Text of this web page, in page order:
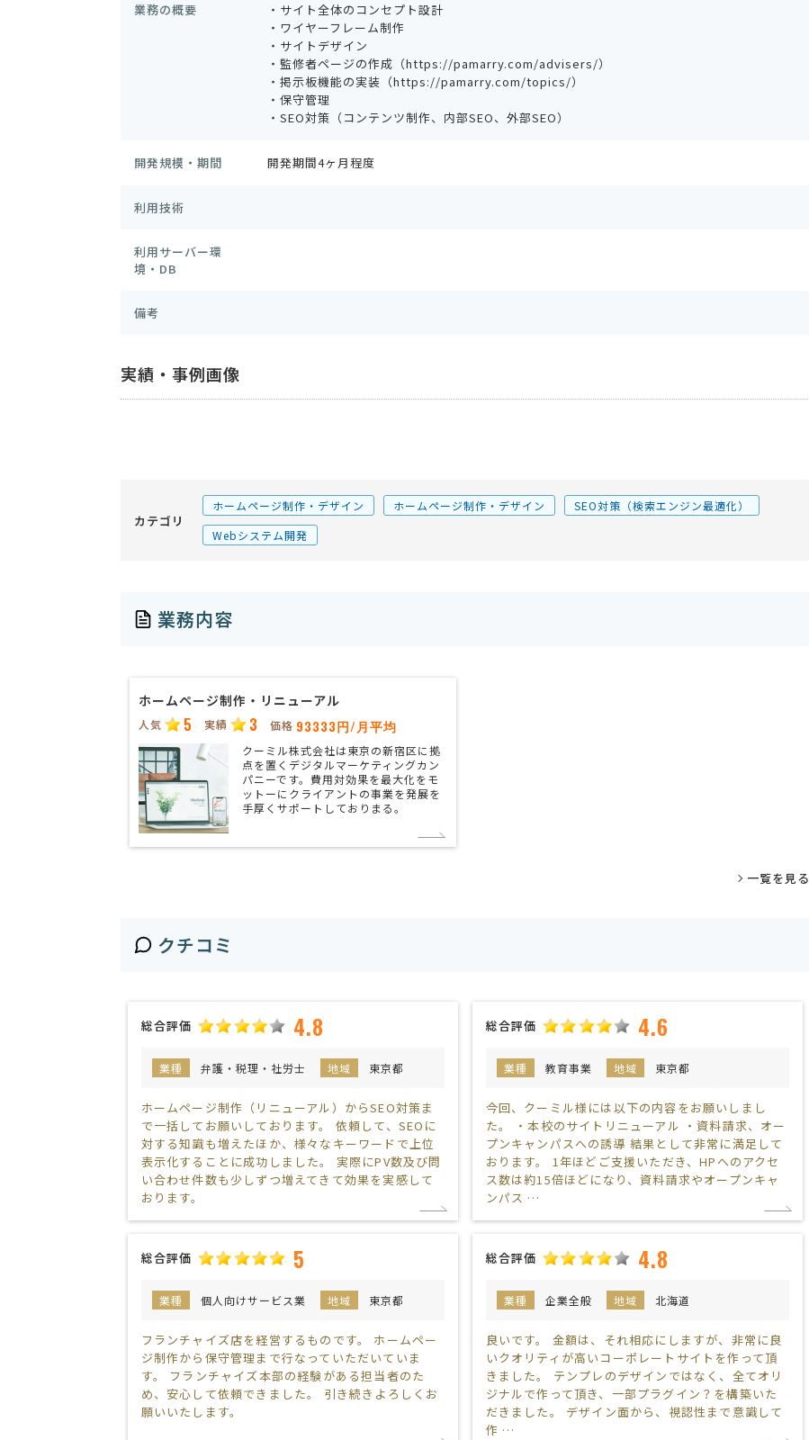
業務の概要
・サイト全体のコンセプト設計
・ワイヤーフレーム制作
・サイトデザイン
・監修者ページの作成（https://pamarry.com/advisers/）
・掲示板機能の実装（https://pamarry.com/topics/）
・保守管理
・SEO対策（コンテンツ制作、内部SEO、外部SEO）
開発規模・期間 開発期間4ヶ月程度
利用技術
利用サーバー環
境・DB
備考
実績・事例画像
カテゴリ
ホームページ制作・デザイン ホームページ制作・デザイン
SEO対策（検索エンジン最適化）
Webシステム開発
業務内容
ホームページ制作・リニューアル
人気 5 実績 3 価格 93333円/月平均
クーミル株式会社は東京の新宿区に拠
点を置くデジタルマーケティングカン
パニーです。費用対効果を最大化をモ
ットーにクライアントの事業を発展を
手厚くサポートしておりまる。
一覧を見る
クチコミ
総合評価 4.8
業種 弁護・税理・社労士 地域 東京都
ホームページ制作（リニューアル）からSEO対策ま
で一括してお願いしております。 依頼して、SEOに
対する知識も増えたほか、様々なキーワードで上位
表示化することに成功しました。 実際にPV数及び問
い合わせ件数も少しずつ増えてきて効果を実感して
おります。
総合評価 4.6
業種 教育事業 地域 東京都
今回、クーミル様には以下の内容をお願いしまし
た。 ・本校のサイトリニューアル ・資料請求、オー
プンキャンパスへの誘導 結果として非常に満足して
おります。 1年ほどご支援いただき、HPへのアクセ
ス数は約15倍ほどになり、資料請求やオープンキャ
ンパス …
総合評価 5
業種 個人向けサービス業 地域 東京都
フランチャイズ店を経営するものです。 ホームペー
ジ制作から保守管理まで行なっていただいていま
す。 フランチャイズ本部の経験がある担当者のた
め、安心して依頼できました。 引き続きよろしくお
願いいたします。
総合評価 4.8
業種 企業全般 地域 北海道
良いです。 金額は、それ相応にしますが、非常に良
いクオリティが高いコーポレートサイトを作って頂
きました。 テンプレのデザインではなく、全てオリ
ジナルで作って頂き、一部プラグイン？を構築いた
だきました。 デザイン面から、視認性まで意識して
作 …